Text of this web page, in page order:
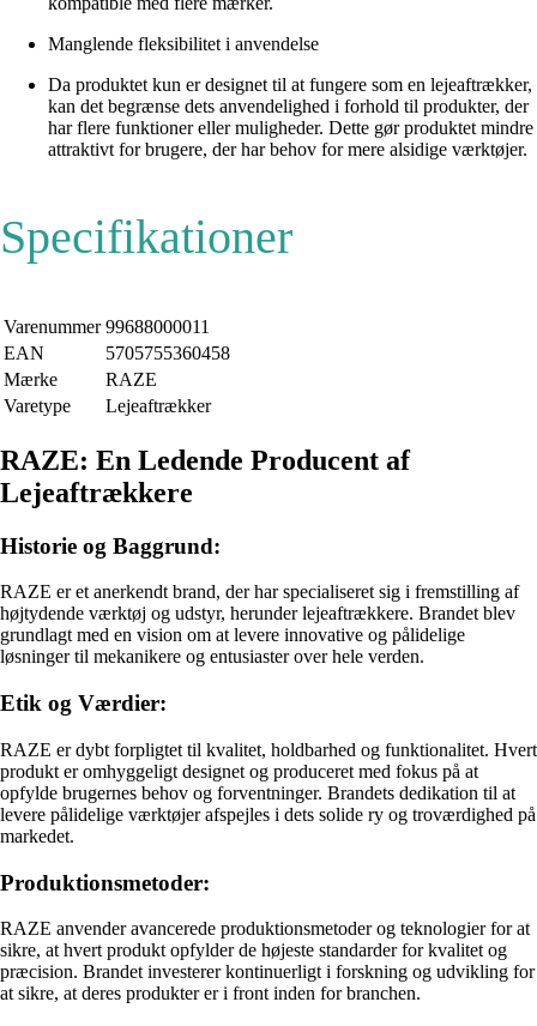
Manglende fleksibilitet i anvendelse
Da produktet kun er designet til at fungere som en lejeaftrækker,
kan det begrænse dets anvendelighed i forhold til produkter, der
har flere funktioner eller muligheder. Dette gør produktet mindre
attraktivt for brugere, der har behov for mere alsidige værktøjer.
Specifikationer
Varenummer 99688000011
EAN
5705755360458
Mærke
RAZE
Varetype
Lejeaftrækker
RAZE: En Ledende Producent af
Lejeaftrækkere
Historie og Baggrund:
RAZE er et anerkendt brand, der har specialiseret sig i fremstilling af
højtydende værktøj og udstyr, herunder lejeaftrækkere. Brandet blev
grundlagt med en vision om at levere innovative og pålidelige
løsninger til mekanikere og entusiaster over hele verden.
Etik og Værdier:
RAZE er dybt forpligtet til kvalitet, holdbarhed og funktionalitet. Hvert
produkt er omhyggeligt designet og produceret med fokus på at
opfylde brugernes behov og forventninger. Brandets dedikation til at
levere pålidelige værktøjer afspejles i dets solide ry og troværdighed på
markedet.
Produktionsmetoder:
RAZE anvender avancerede produktionsmetoder og teknologier for at
sikre, at hvert produkt opfylder de højeste standarder for kvalitet og
præcision. Brandet investerer kontinuerligt i forskning og udvikling for
at sikre, at deres produkter er i front inden for branchen.